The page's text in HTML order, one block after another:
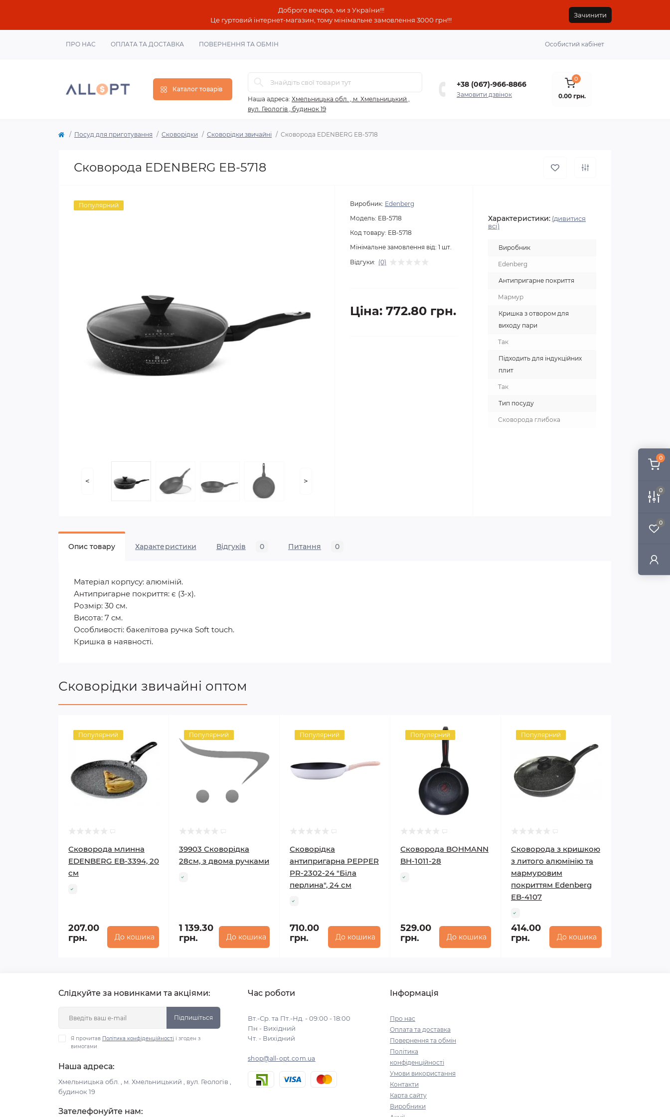
0
0
0
Доброго вечора, ми з України!!!
Це гуртовий інтернет-магазин, тому мінімальне замовлення 3000 грн!!!
Зачинити
ПРО НАС ОПЛАТА ТА ДОСТАВКА ПОВЕРНЕННЯ ТА ОБМІН Особистий кабінет
Каталог товарів
Наша адреса: Хмельницька обл. , м. Хмельницький ,
вул. Геологів , будинок 19
+38 (067)-966-8866
Замовити дзвінок
0
0.00 грн.
Посуд для приготування Сковорідки Сковорідки звичайні Сковорода EDENBERG ЕВ-5718
Сковорода EDENBERG ЕВ-5718
Популярний
< >
Виробник: Edenberg
Модель: EB-5718
Код товару: EB-5718
Мінімальне замовлення від: 1 шт.
Відгуки: (0)
Ціна: 772.80 грн.
Характеристики: (дивитися
всі)
Виробник
Edenberg
Антипригарне покриття
Мармур
Кришка з отвором для
виходу пари
Так
Підходить для індукційних
плит
Так
Тип посуду
Сковорода глибока
Опис товару Характеристики Відгуків 0 Питання 0
Матеріал корпусу: алюміній.
Антипригарне покриття: є (3-х).
Розмір: 30 см.
Висота: 7 см.
Особливості: бакелітова ручка Soft touch.
Кришка в наявності.
Сковорідки звичайні оптом
Популярний
Сковорода млинна
EDENBERG EB-3394, 20
см
207.00
грн.
До кошика
Популярний
39903 Сковорідка
28см, з двома ручками
1 139.30
грн.
До кошика
Популярний
Сковорідка
антипригарна PEPPER
PR-2302-24 "Біла
перлина", 24 см
710.00
грн.
До кошика
Популярний
Сковорода BOHMANN
BH-1011-28
529.00
грн.
До кошика
Популярний
Сковорода з кришкою
з литого алюмінію та
мармуровим
покриттям Edenberg
EB-4107
414.00
грн.
До кошика
Слідкуйте за новинками та акціями:
Підпишіться
Я прочитав Політика конфіденційності і згоден з
вимогами
Наша адреса:
Хмельницька обл. , м. Хмельницький , вул. Геологів ,
будинок 19
Зателефонуйте нам:
Час роботи
Вт.-Ср. та Пт.-Нд. - 09:00 - 18:00
Пн - Вихідний
Чт. - Вихідний
shop@all-opt.com.ua
Інформація
Про нас
Оплата та доставка
Повернення та обмін
Політика
конфіденційності
Умови використання
Контакти
Карта сайту
Виробники